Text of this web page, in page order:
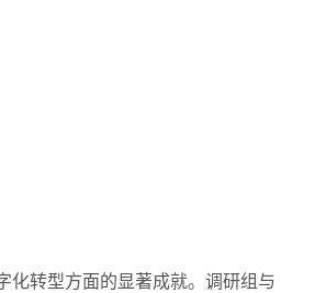
转型方面的显著成就。调研组与